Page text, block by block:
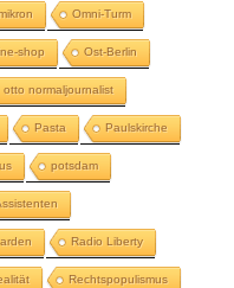
Omni-Turm
shop Ost-Berlin
otto normaljournalist
Pasta Paulskirche
potsdam
Radio Liberty
Rechtspopulismus